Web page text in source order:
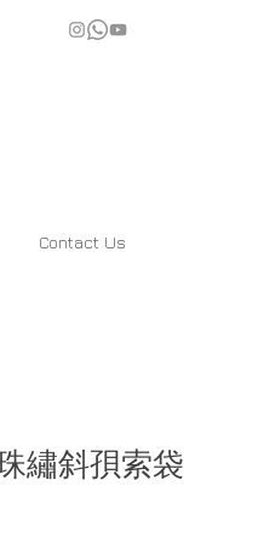
Contact Us
繡斜孭索袋